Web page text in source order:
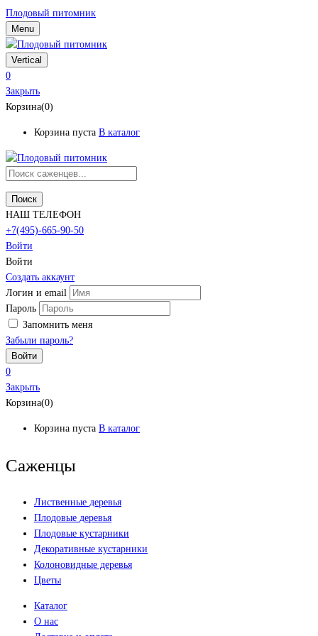
Плодовый питомник
Menu
Vertical
0
Закрыть
Корзина(0)
Корзина пуста В каталог
Поиск
НАШ ТЕЛЕФОН
+7(495)-665-90-50
Войти
Войти
Создать аккаунт
Логин и email
Пароль
Запомнить меня
Забыли пароль?
0
Закрыть
Корзина(0)
Корзина пуста В каталог
Саженцы
Лиственные деревья
Плодовые деревья
Плодовые кустарники
Декоративные кустарники
Колоновидные деревья
Цветы
Каталог
О нас